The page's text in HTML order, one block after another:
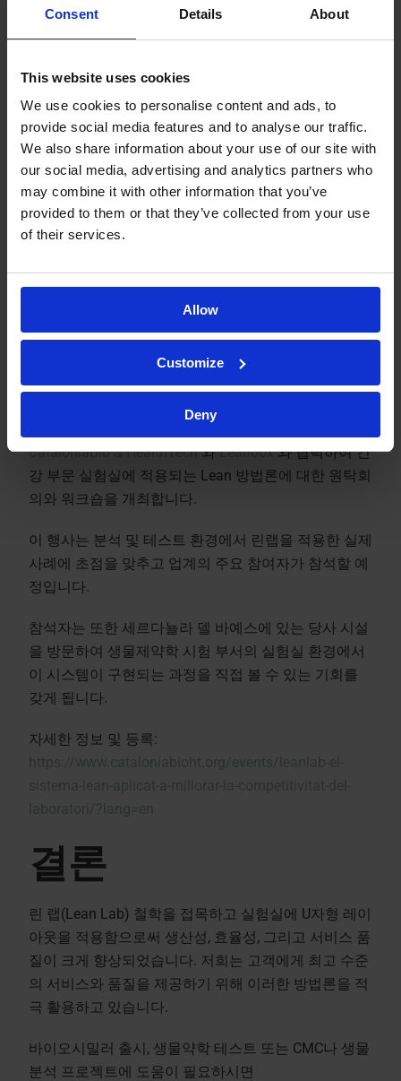
Consent Details About
This website uses cookies
We use cookies to personalise content and ads, to
provide social media features and to analyse our traffic.
We also share information about your use of our site with
our social media, advertising and analytics partners who
may combine it with other information that you’ve
provided to them or that they’ve collected from your use
of their services.
Allow
Customize
Deny
이에 따라 Kymos는 향후 몇 달 안에 실험실 용량 확장
을 적극적으로 계획하고 있습니다. 이번 확장을 통해 실
의 서비스를 제공할 수 있게 될 것입니다.
2023년 11월 28일
예정된 이벤트:
린 랩(Lean Lab): 실
험실 경쟁력 향상에
적용된 린 시스템
CataloniaBio & HealthTech와Leanbox와 협력하여 건
강 부문 실험실에 적용되는 Lean 방법론에 대한 원탁회
의와 워크숍을 개최합니다.
이 행사는 분석 및 테스트 환경에서 린랩을 적용한 실제
사례에 초점을 맞추고 업계의 주요 참여자가 참석할 예
정입니다.
참석자는 또한 세르다뇰라 델 바예스에 있는 당사 시설
을 방문하여 생물제약학 시험 부서의 실험실 환경에서
이 시스템이 구현되는 과정을 직접 볼 수 있는 기회를
갖게 됩니다.
자세한 정보 및 등록:
결론
린 랩(Lean Lab) 철학을 접목하고 실험실에 U자형 레이
아웃을 적용함으로써 생산성, 효율성, 그리고 서비스 품
질이 크게 향상되었습니다. 저희는 고객에게 최고 수준
의 서비스와 품질을 제공하기 위해 이러한 방법론을 적
극 활용하고 있습니다.
바이오시밀러 출시, 생물약학 테스트 또는 CMC나 생물
분석 프로젝트에 도움이 필요하시면